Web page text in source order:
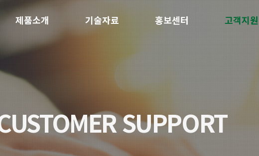
제품소개 기술자료 홍보센터 고객지원
SUPPORT